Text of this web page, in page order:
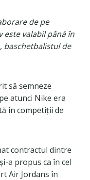
de pe
valabil până în
baschetbalistul de
să semneze
atunci Nike era
în competiții de
contractul dintre
a propus ca în cel
Air Jordans în